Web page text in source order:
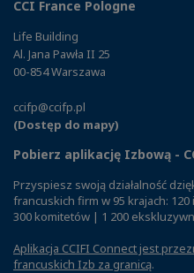
CCI France Pologne
Life Building
Al. Jana Pawła II 25
00-854 Warszawa
ccifp@ccifp.pl
(Dostęp do mapy)
Pobierz aplikację Izbową -
Przyspiesz swoją działalność
francuskich firm w 95 krajach:
300 komitetów | 1 200
Aplikacja CCIFI Connect jest
francuskich Izb za granicą.